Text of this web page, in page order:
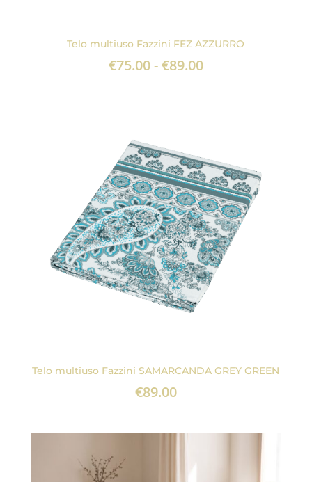
Telo multiuso Fazzini FEZ AZZURRO
€75.00-€89.00Fascia
€75.00
a
€89.00
Telo multiuso Fazzini SAMARCANDA GREY GREEN
€89.00